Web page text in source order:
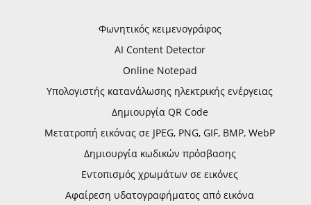
Φωνητικός κειμενογράφος
AI Content Detector
Online Notepad
Υπολογιστής κατανάλωσης ηλεκτρικής ενέργειας
Δημιουργία QR Code
Μετατροπή εικόνας σε JPEG, PNG, GIF, BMP, WebP
Δημιουργία κωδικών πρόσβασης
Εντοπισμός χρωμάτων σε εικόνες
Αφαίρεση υδατογραφήματος από εικόνα